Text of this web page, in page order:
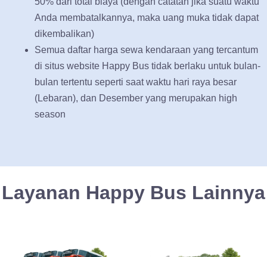
Anda membatalkannya, maka uang muka tidak dapat
dikembalikan)
Semua daftar harga sewa kendaraan yang tercantum
di situs website Happy Bus tidak berlaku untuk bulan-
bulan tertentu seperti saat waktu hari raya besar
(Lebaran), dan Desember yang merupakan high
season
Layanan Happy Bus Lainnya